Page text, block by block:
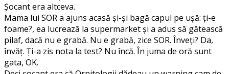
Şocant era altceva.
Mama lui SOR a ajuns acasă şi-şi bagă capul pe uşă: ţi-e
foame?, ea lucrează la supermarket şi a adus să gătească
pilaf, dacă nu e grabă. Nu e grabă, zice SOR. Înveţi? Da,
învăţ. Ţi-a zis nota la test? Nu încă. În juma de oră sunt
gata, OK.